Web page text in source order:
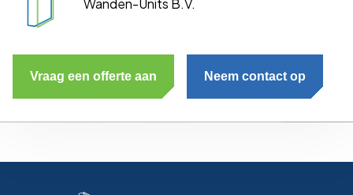
Wanden-Units B.V.
Vraag een offerte aan Neem contact op